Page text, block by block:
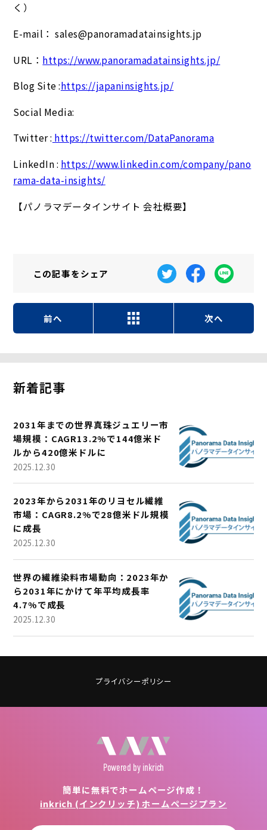
く）
E-mail： sales@panoramadatainsights.jp
URL： https://www.panoramadatainsights.jp/
Blog Site :https://japaninsights.jp/
Social Media:
Twitter : https://twitter.com/DataPanorama
LinkedIn : https://www.linkedin.com/company/pano
rama-data-insights/
【パノラマデータインサイト 会社概要】
この記事をシェア
前へ 次へ
新着記事
2031年までの世界真珠ジュエリー市
場規模：CAGR13.2%で144億米ド
ルから420億米ドルに
2025.12.30
2023年から2031年のリヨセル繊維
市場：CAGR8.2%で28億米ドル規模
に成長
2025.12.30
世界の繊維染料市場動向：2023年か
ら2031年にかけて年平均成長率
4.7%で成長
2025.12.30
プライバシーポリシー
Powered by inkrich
簡単に無料でホームページ作成！
inkrich (インクリッチ) ホームページプラン